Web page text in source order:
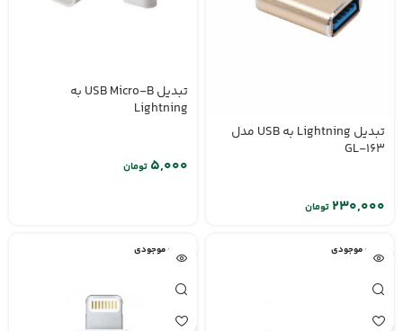
تبدیل Lightning به USB مدل
GL-163
تومان
تبدیل USB Micro-B به
Lightning
تومان
اتمام موجودی اتمام موجودی